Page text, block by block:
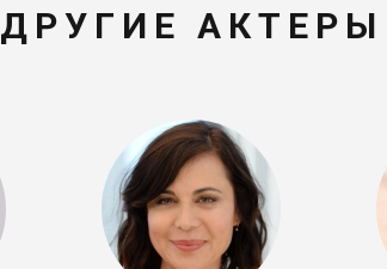
ДРУГИЕ АКТЕРЫ